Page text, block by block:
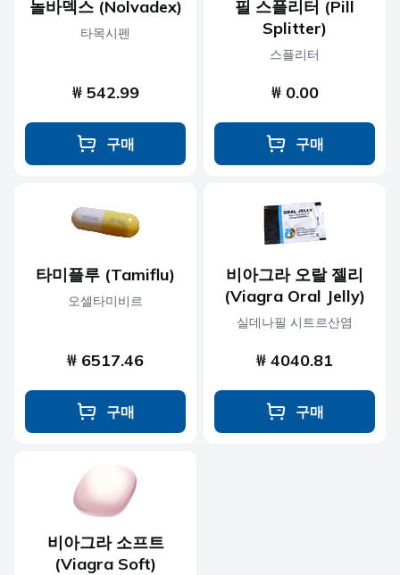
놀바덱스 (Nolvadex)
타목시펜
₩ 542.99
구매
필 스플리터 (Pill
Splitter)
스플리터
₩ 0.00
구매
타미플루 (Tamiflu)
오셀타미비르
₩ 6517.46
구매
비아그라 오랄 젤리
(Viagra Oral Jelly)
실데나필 시트르산염
₩ 4040.81
구매
비아그라 소프트
(Viagra Soft)